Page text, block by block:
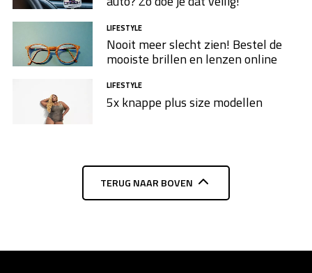
LIFESTYLE
Nooit meer slecht zien! Bestel de
mooiste brillen en lenzen online
LIFESTYLE
5x knappe plus size modellen​
TERUG NAAR BOVEN